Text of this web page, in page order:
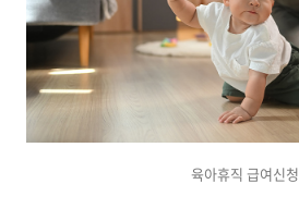
육아휴직 급여신청